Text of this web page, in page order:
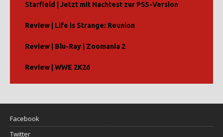
Starfield | Jetzt mit Nachtest zur PS5-Version
Review | Life is Strange: Reunion
Review | Blu-Ray | Zoomania 2
Review | WWE 2K26
Facebook
Twitter